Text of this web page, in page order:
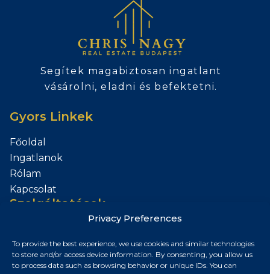
Privacy Preferences
To provide the best experience, we use cookies and similar technologies
to store and/or access device information. By consenting, you allow us
to process data such as browsing behavior or unique IDs. You can
Segítek magabiztosan ingatlant
vásárolni, eladni és befektetni.
Gyors Linkek
Főoldal
Ingatlanok
Rólam
Kapcsolat
Szolgáltatások
Kapcsolat